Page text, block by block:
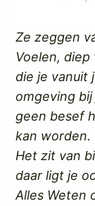
Ze zeggen
Voelen,
die je vanuit
omgeving
geen besef
kan worden.
Het zit van
daar ligt je
Alles Weten